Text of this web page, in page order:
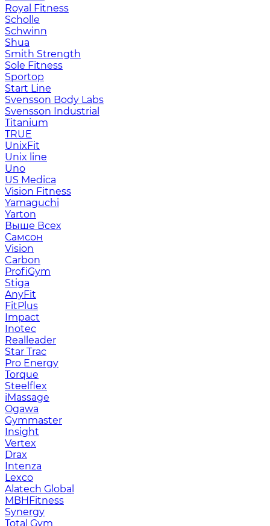
Royal Fitness
Scholle
Schwinn
Shua
Smith Strength
Sole Fitness
Sportop
Start Line
Svensson Body Labs
Svensson Industrial
Titanium
TRUE
UnixFit
Unix line
Uno
US Medica
Vision Fitness
Yamaguchi
Yarton
Выше Всех
Самсон
Vision
Carbon
ProfiGym
Stiga
AnyFit
FitPlus
Impact
Inotec
Realleader
Star Trac
Pro Energy
Torque
Steelflex
iMassage
Ogawa
Gymmaster
Insight
Vertex
Drax
Intenza
Lexco
Alatech Global
MBHFitness
Synergy
Total Gym